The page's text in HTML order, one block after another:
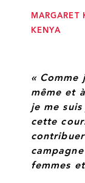
MARGARET
KENYA
« Comme
même et
je me
cette
femmes